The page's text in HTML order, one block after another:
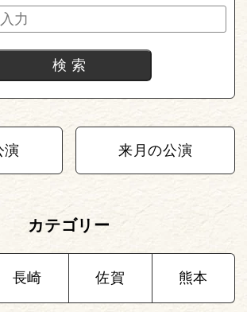
演 来月の公演
カテゴリー
長崎 佐賀 熊本